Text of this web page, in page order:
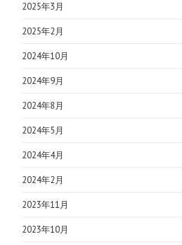
2025年3月
2025年2月
2024年10月
2024年9月
2024年8月
2024年5月
2024年4月
2024年2月
2023年11月
2023年10月